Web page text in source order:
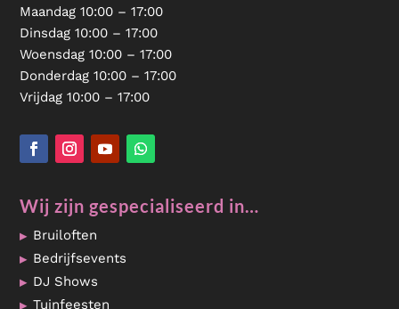
Maandag 10:00 – 17:00
Dinsdag 10:00 – 17:00
Woensdag 10:00 – 17:00
Donderdag 10:00 – 17:00
Vrijdag 10:00 – 17:00
Wij zijn gespecialiseerd in…
Bruiloften
Bedrijfsevents
DJ Shows
Tuinfeesten